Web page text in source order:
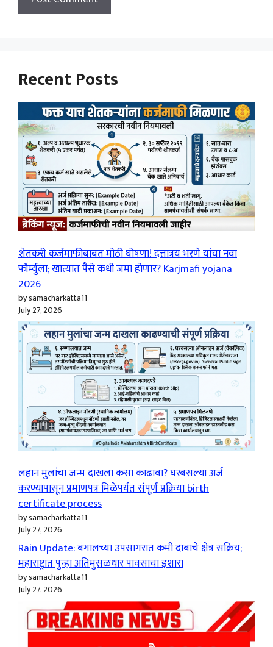
Recent Posts
शेतकरी कर्जमाफीबाबत मोठी घोषणा! दत्तात्रय भरणे यांचा नवा
फॉर्म्युला; खात्यात पैसे कधी जमा होणार? Karjmafi yojana
2026
by samacharkatta11
July 27, 2026
लहान मुलांचा जन्म दाखला कसा काढावा? घरबसल्या अर्ज
करण्यापासून प्रमाणपत्र मिळेपर्यंत संपूर्ण प्रक्रिया birth
certificate process
by samacharkatta11
July 27, 2026
Rain Update: बंगालच्या उपसागरात कमी दाबाचे क्षेत्र सक्रिय;
महाराष्ट्रात पुन्हा अतिमुसळधार पावसाचा इशारा
by samacharkatta11
July 27, 2026